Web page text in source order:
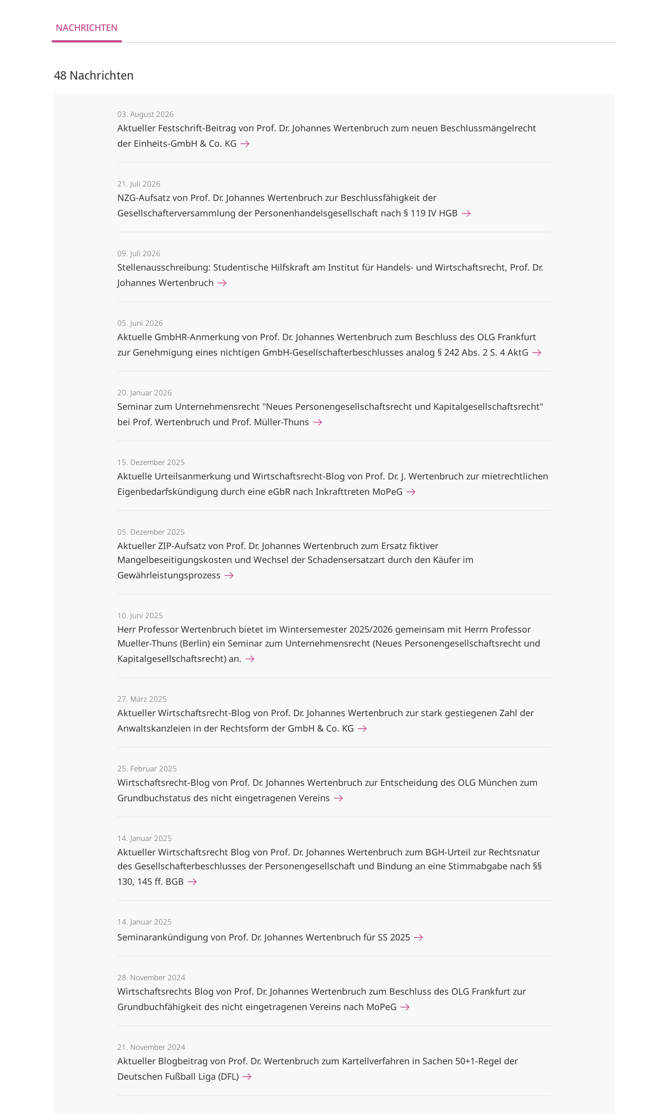
NACHRICHTEN
48 Nachrichten
03. August 2026
Aktueller Festschrift-Beitrag von Prof. Dr. Johannes Wertenbruch zum neuen Beschlussmängelrecht
der Einheits-GmbH & Co. KG
21. Juli 2026
NZG-Aufsatz von Prof. Dr. Johannes Wertenbruch zur Beschlussfähigkeit der
Gesellschafterversammlung der Personenhandelsgesellschaft nach § 119 IV HGB
09. Juli 2026
Stellenausschreibung: Studentische Hilfskraft am Institut für Handels- und Wirtschaftsrecht, Prof. Dr.
Johannes Wertenbruch
05. Juni 2026
Aktuelle GmbHR-Anmerkung von Prof. Dr. Johannes Wertenbruch zum Beschluss des OLG Frankfurt
zur Genehmigung eines nichtigen GmbH-Gesellschafterbeschlusses analog § 242 Abs. 2 S. 4 AktG
20. Januar 2026
Seminar zum Unternehmensrecht "Neues Personengesellschaftsrecht und Kapitalgesellschaftsrecht"
bei Prof. Wertenbruch und Prof. Müller-Thuns
15. Dezember 2025
Aktuelle Urteilsanmerkung und Wirtschaftsrecht-Blog von Prof. Dr. J. Wertenbruch zur mietrechtlichen
Eigenbedarfskündigung durch eine eGbR nach Inkrafttreten MoPeG
05. Dezember 2025
Aktueller ZIP-Aufsatz von Prof. Dr. Johannes Wertenbruch zum Ersatz fiktiver
Mangelbeseitigungskosten und Wechsel der Schadensersatzart durch den Käufer im
Gewährleistungsprozess
10. Juni 2025
Herr Professor Wertenbruch bietet im Wintersemester 2025/2026 gemeinsam mit Herrn Professor
Mueller-Thuns (Berlin) ein Seminar zum Unternehmensrecht (Neues Personengesellschaftsrecht und
Kapitalgesellschaftsrecht) an.
27. März 2025
Aktueller Wirtschaftsrecht-Blog von Prof. Dr. Johannes Wertenbruch zur stark gestiegenen Zahl der
Anwaltskanzleien in der Rechtsform der GmbH & Co. KG
25. Februar 2025
Wirtschaftsrecht-Blog von Prof. Dr. Johannes Wertenbruch zur Entscheidung des OLG München zum
Grundbuchstatus des nicht eingetragenen Vereins
14. Januar 2025
Aktueller Wirtschaftsrecht Blog von Prof. Dr. Johannes Wertenbruch zum BGH-Urteil zur Rechtsnatur
des Gesellschafterbeschlusses der Personengesellschaft und Bindung an eine Stimmabgabe nach §§
130, 145 ff. BGB
14. Januar 2025
Seminarankündigung von Prof. Dr. Johannes Wertenbruch für SS 2025
28. November 2024
Wirtschaftsrechts Blog von Prof. Dr. Johannes Wertenbruch zum Beschluss des OLG Frankfurt zur
Grundbuchfähigkeit des nicht eingetragenen Vereins nach MoPeG
21. November 2024
Aktueller Blogbeitrag von Prof. Dr. Wertenbruch zum Kartellverfahren in Sachen 50+1-Regel der
Deutschen Fußball Liga (DFL)